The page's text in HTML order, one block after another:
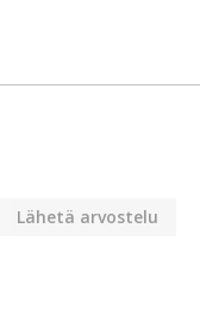
Lähetä arvostelu